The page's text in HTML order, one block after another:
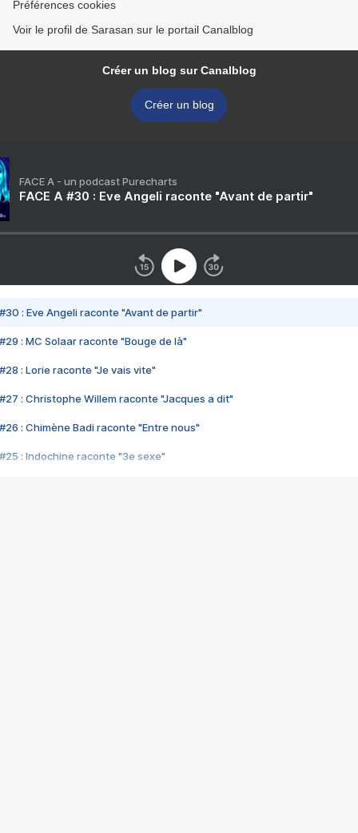
Préférences cookies
Voir le profil de Sarasan sur le portail Canalblog
Créer un blog sur Canalblog
Créer un blog
FACE A - un podcast Purecharts
FACE A #30 : Eve Angeli raconte "Avant de partir"
#30 : Eve Angeli raconte "Avant de partir"
#29 : MC Solaar raconte "Bouge de là"
#28 : Lorie raconte "Je vais vite"
#27 : Christophe Willem raconte "Jacques a dit"
#26 : Chimène Badi raconte "Entre nous"
#25 : Indochine raconte "3e sexe"